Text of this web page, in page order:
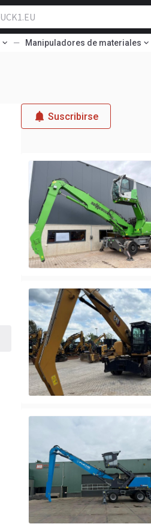
Manipuladores de materiales
Suscribirse